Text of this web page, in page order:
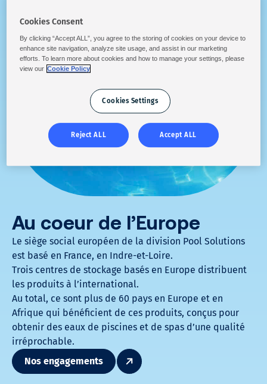
Au coeur de l’Europe
Le siège social européen de la division Pool Solutions
est basé en France, en Indre-et-Loire.
Trois centres de stockage basés en Europe distribuent
les produits à l’international.
Au total, ce sont plus de 60 pays en Europe et en
Afrique qui bénéficient de ces produits, conçus pour
obtenir des eaux de piscines et de spas d’une qualité
irréprochable.
Nos engagements
Cookies Consent
By clicking “Accept ALL”, you agree to the storing of cookies on your device to
enhance site navigation, analyze site usage, and assist in our marketing
efforts. To learn more about cookies and how to manage your settings, please
view our Cookie Policy
Cookies Settings
Reject ALL Accept ALL